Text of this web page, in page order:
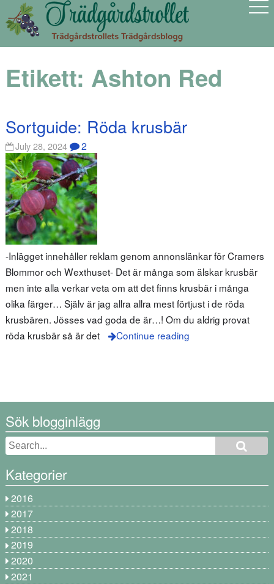
Etikett: Ashton Red
Sortguide: Röda krusbär
July 28, 2024 2
-Inlägget innehåller reklam genom annonslänkar för Cramers
Blommor och Wexthuset- Det är många som älskar krusbär
men inte alla verkar veta om att det finns krusbär i många
olika färger… Själv är jag allra allra mest förtjust i de röda
krusbären. Jösses vad goda de är…! Om du aldrig provat
röda krusbär så är det
Continue reading
Sök blogginlägg
Kategorier
2016
2017
2018
2019
2020
2021